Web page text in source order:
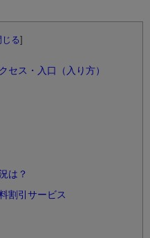
じる]
セス・入口（入り方）
は？
割引サービス